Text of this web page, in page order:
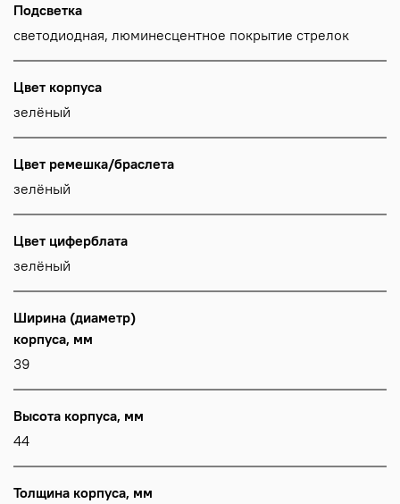
Подсветка
светодиодная, люминесцентное покрытие стрелок
Цвет корпуса
зелёный
Цвет ремешка/браслета
зелёный
Цвет циферблата
зелёный
Ширина (диаметр)
корпуса, мм
39
Высота корпуса, мм
44
Толщина корпуса, мм